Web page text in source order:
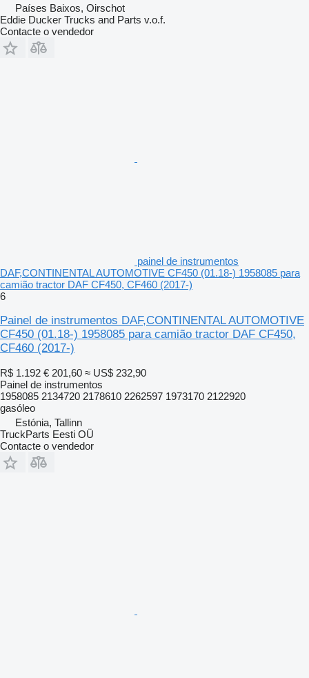
Países Baixos, Oirschot
Eddie Ducker Trucks and Parts v.o.f.
Contacte o vendedor
painel de instrumentos
DAF,CONTINENTAL AUTOMOTIVE CF450 (01.18-) 1958085 para
camião tractor DAF CF450, CF460 (2017-)
6
Painel de instrumentos DAF,CONTINENTAL AUTOMOTIVE
CF450 (01.18-) 1958085 para camião tractor DAF CF450,
CF460 (2017-)
R$ 1.192 € 201,60 ≈ US$ 232,90
Painel de instrumentos
1958085 2134720 2178610 2262597 1973170 2122920
gasóleo
Estónia, Tallinn
TruckParts Eesti OÜ
Contacte o vendedor